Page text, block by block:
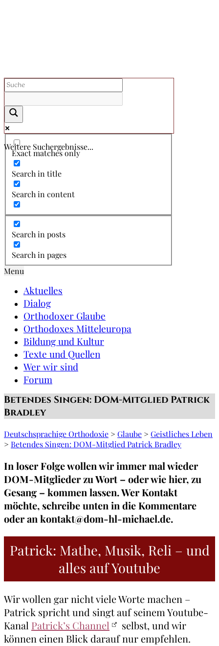
Weitere Suchergebnisse...
Exact matches only
Search in title
Search in content
Search in posts
Search in pages
Menu
Aktuelles
Dialog
Orthodoxer Glaube
Orthodoxes Mitteleuropa
Bildung und Kultur
Texte und Quellen
Wer wir sind
Forum
Betendes Singen: DOM-Mitglied Patrick
Bradley
Deutschsprachige Orthodoxie > Glaube > Geistliches Leben
> Betendes Singen: DOM-Mitglied Patrick Bradley
In loser Folge wollen wir immer mal wieder
DOM-Mitglieder zu Wort – oder wie hier, zu
Gesang – kommen lassen. Wer Kontakt
möchte, schreibe unten in die Kommentare
oder an kontakt@dom-hl-michael.de.
Patrick: Mathe, Musik, Reli – und
alles auf Youtube
Wir wollen gar nicht viele Worte machen –
Patrick spricht und singt auf seinem Youtube-
Kanal Patrick’s Channel
selbst, und wir
können einen Blick darauf nur empfehlen.